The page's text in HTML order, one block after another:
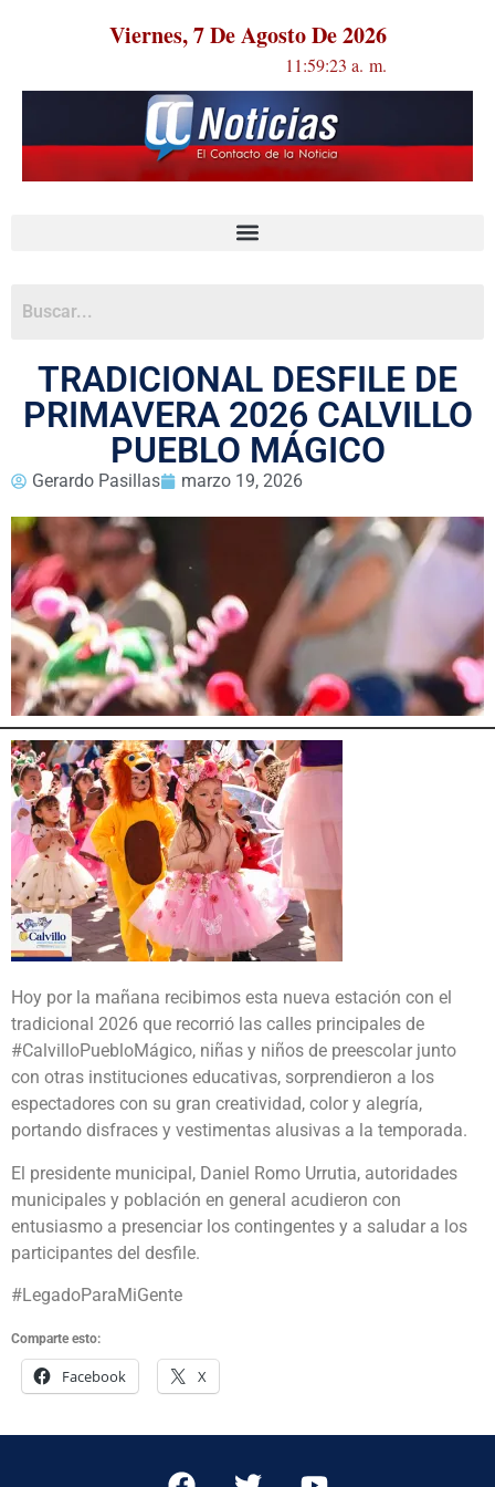
Viernes, 7 De Agosto De 2026
11:59:23 a. m.
TRADICIONAL DESFILE DE
PRIMAVERA 2026 CALVILLO
PUEBLO MÁGICO
Gerardo Pasillas marzo 19, 2026
Hoy por la mañana recibimos esta nueva estación con el
tradicional 2026 que recorrió las calles principales de
#CalvilloPuebloMágico, niñas y niños de preescolar junto
con otras instituciones educativas, sorprendieron a los
espectadores con su gran creatividad, color y alegría,
portando disfraces y vestimentas alusivas a la temporada.
El presidente municipal, Daniel Romo Urrutia, autoridades
municipales y población en general acudieron con
entusiasmo a presenciar los contingentes y a saludar a los
participantes del desfile.
#LegadoParaMiGente
Comparte esto:
Facebook X